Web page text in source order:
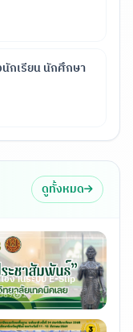
นักเรียน นักศึกษา
ดูทั้งหมด
ช้งานระบบ E-Slip
1